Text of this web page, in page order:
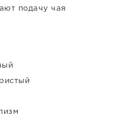
подачу чая